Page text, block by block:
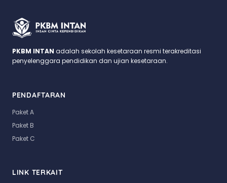
PKBM INTAN adalah sekolah kesetaraan resmi terakreditasi
penyelenggara pendidikan dan ujian kesetaraan.
PENDAFTARAN
Paket A
Paket B
Paket C
LINK TERKAIT